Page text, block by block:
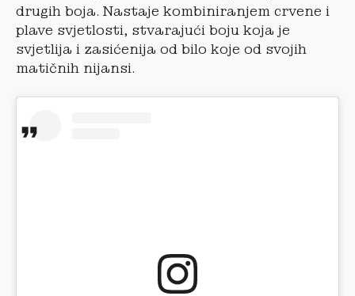
drugih boja. Nastaje kombiniranjem crvene i
plave svjetlosti, stvarajući boju koja je
svjetlija i zasićenija od bilo koje od svojih
matičnih nijansi.